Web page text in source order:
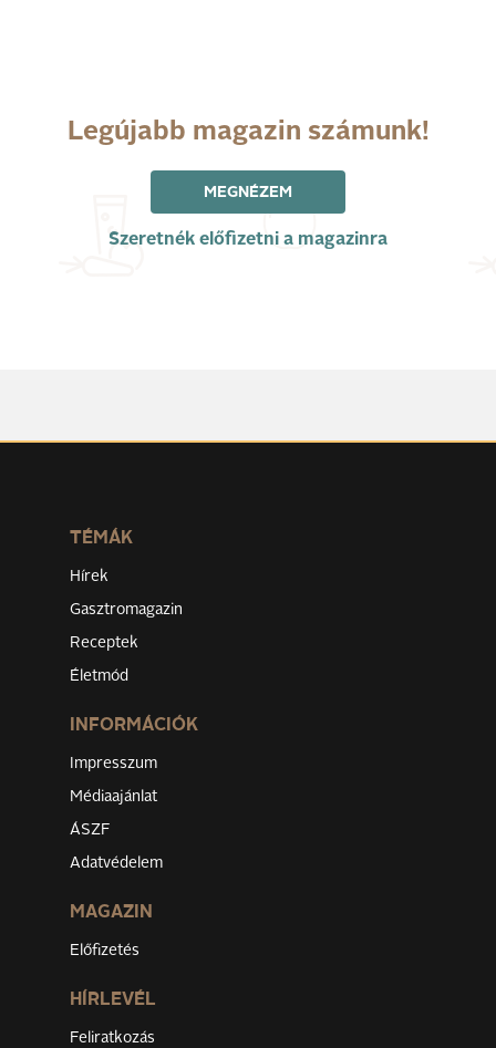
Legújabb magazin számunk!
MEGNÉZEM
Szeretnék előfizetni a magazinra
TÉMÁK
Hírek
Gasztromagazin
Receptek
Életmód
INFORMÁCIÓK
Impresszum
Médiaajánlat
ÁSZF
Adatvédelem
MAGAZIN
Előfizetés
HÍRLEVÉL
Feliratkozás